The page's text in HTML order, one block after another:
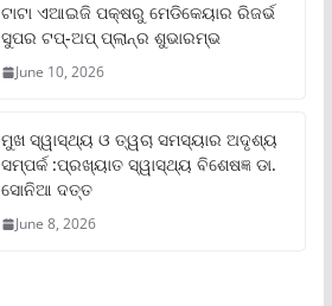
ଟାଟା ଏଆଇଜି ପକ୍ଷରୁ ମେଡିକେୟାର ରିଜର୍ଭ
ସୁପର ଟପ୍‌-ଅପ୍ ପ୍ଲାନ୍‌ର ଶୁଭାରମ୍ଭ
June 10, 2026
ମୁଖ ସ୍ୱାସ୍ଥ୍ୟ ଓ ତ୍ୱଚା ସମସ୍ୟାର ଅଦୃଶ୍ୟ
ସମ୍ପର୍କ :ପ୍ରଖ୍ୟାତ ସ୍ୱାସ୍ଥ୍ୟ ବିଶେଷଜ୍ଞ ଡା.
ସୋନିଆ ଦତ୍ତ
June 8, 2026